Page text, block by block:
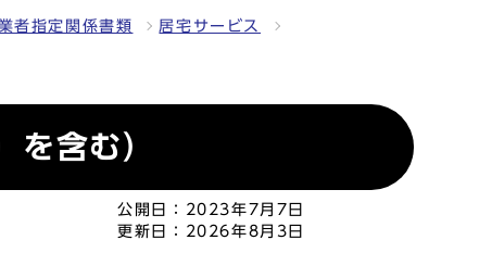
者指定関係書類 居宅サービス
を含む）
公開日：
2023年7月7日
更新日：
2026年8月3日